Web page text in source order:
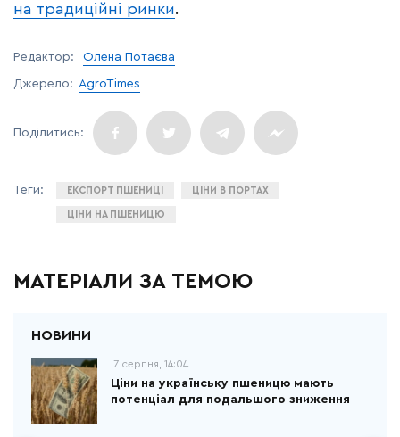
на традиційні ринки.
Редактор: Олена Потаєва
Джерело: AgroTimes
ЕКСПОРТ ПШЕНИЦІ ЦІНИ В ПОРТАХ
ЦІНИ НА ПШЕНИЦЮ
МАТЕРІАЛИ ЗА ТЕМОЮ
7 серпня, 14:04
Ціни на українську пшеницю мають
потенціал для подальшого зниження